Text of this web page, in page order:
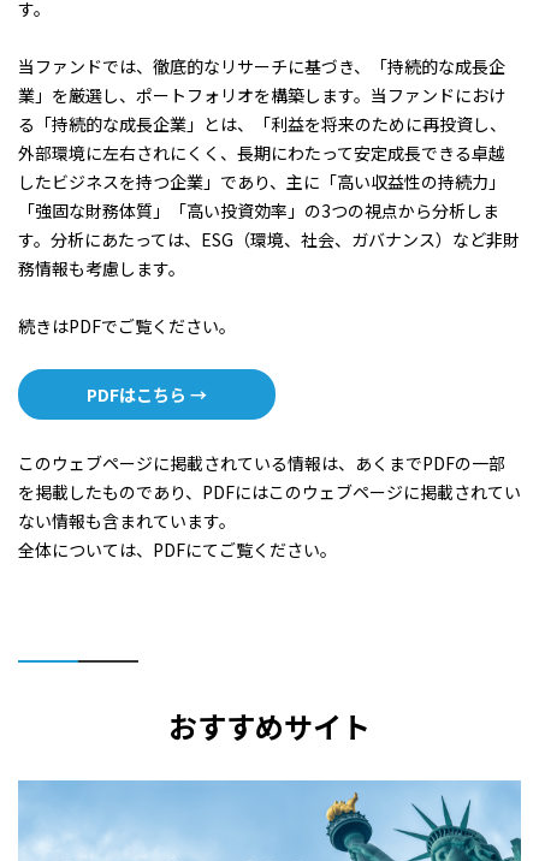
す。
当ファンドでは、徹底的なリサーチに基づき、「持続的な成長企
業」を厳選し、ポートフォリオを構築します。当ファンドにおけ
る「持続的な成長企業」とは、「利益を将来のために再投資し、
外部環境に左右されにくく、長期にわたって安定成長できる卓越
したビジネスを持つ企業」であり、主に「高い収益性の持続力」
「強固な財務体質」「高い投資効率」の3つの視点から分析しま
す。分析にあたっては、ESG（環境、社会、ガバナンス）など非財
務情報も考慮します。
続きはPDFでご覧ください。
PDFはこちら →
このウェブページに掲載されている情報は、あくまでPDFの一部
を掲載したものであり、PDFにはこのウェブページに掲載されてい
ない情報も含まれています。
全体については、PDFにてご覧ください。
おすすめサイト